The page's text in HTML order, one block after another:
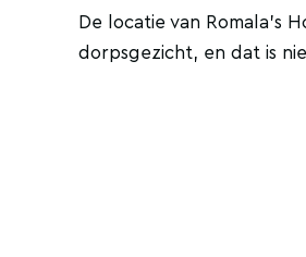
De locatie van Romala's
dorpsgezicht, en dat is